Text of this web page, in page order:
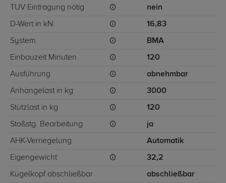
TÜV Eintragung nötig nein
D-Wert in kN 16,83
System BMA
Einbauzeit Minuten 120
Ausführung abnehmbar
Anhängelast in kg 3000
Stützlast in kg 120
Stoßstg. Bearbeitung ja
AHK-Verriegelung Automatik
Eigengewicht 32,2
Kugelkopf abschließbar abschließbar